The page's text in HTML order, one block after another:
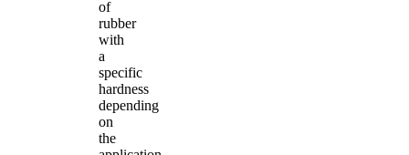
of
rubber
with
a
specific
hardness
depending
on
the